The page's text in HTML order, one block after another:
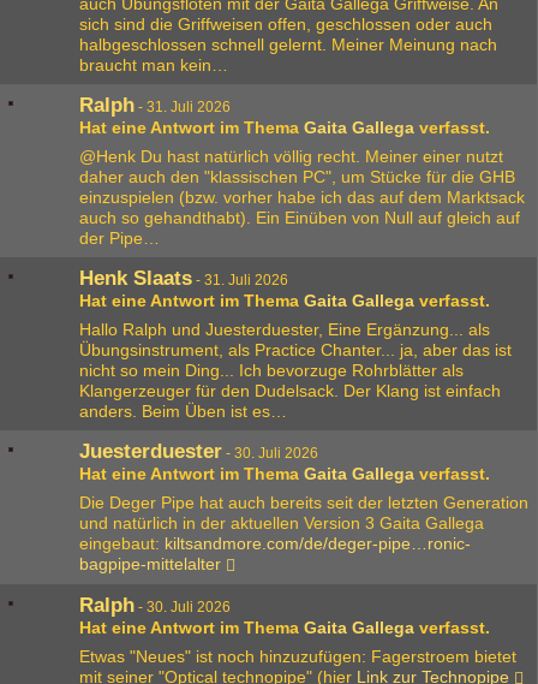
sich sind die Griffweisen offen, geschlossen oder auch
halbgeschlossen schnell gelernt. Meiner Meinung nach
braucht man kein…
Ralph - 31. Juli 2026
Hat eine Antwort im Thema Gaita Gallega verfasst.
@Henk Du hast natürlich völlig recht. Meiner einer nutzt
daher auch den "klassischen PC", um Stücke für die GHB
einzuspielen (bzw. vorher habe ich das auf dem Marktsack
auch so gehandthabt). Ein Einüben von Null auf gleich auf
der Pipe…
Henk Slaats - 31. Juli 2026
Hat eine Antwort im Thema Gaita Gallega verfasst.
Hallo Ralph und Juesterduester, Eine Ergänzung... als
Übungsinstrument, als Practice Chanter... ja, aber das ist
nicht so mein Ding... Ich bevorzuge Rohrblätter als
Klangerzeuger für den Dudelsack. Der Klang ist einfach
anders. Beim Üben ist es…
Juesterduester - 30. Juli 2026
Hat eine Antwort im Thema Gaita Gallega verfasst.
Die Deger Pipe hat auch bereits seit der letzten Generation
und natürlich in der aktuellen Version 3 Gaita Gallega
eingebaut: kiltsandmore.com/de/deger-pipe…ronic-
bagpipe-mittelalter
Ralph - 30. Juli 2026
Hat eine Antwort im Thema Gaita Gallega verfasst.
Etwas "Neues" ist noch hinzuzufügen: Fagerstroem bietet
mit seiner "Optical technopipe" (hier Link zur Technopipe